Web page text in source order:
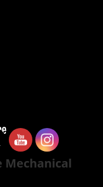
Mechanical